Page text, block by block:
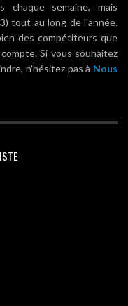
chaque semaine, mais
tout au long de l'année.
des compétiteurs que
Si vous souhaitez
n'hésitez pas à Nous